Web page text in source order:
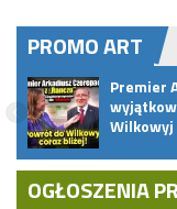
PROMO ART
Premier
OGŁOSZENIA